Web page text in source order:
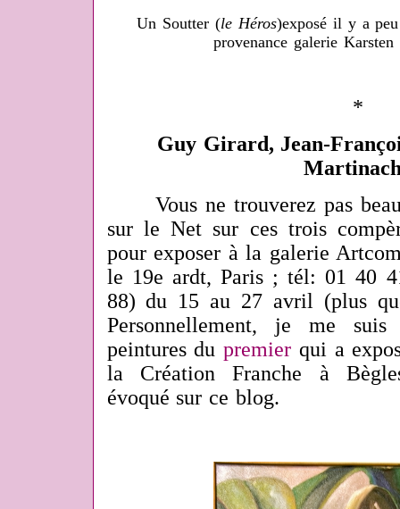
Un Soutter (le Héros)exposé il y a
provenance galerie
*
Guy Girard, Jean-
Vous ne trouverez pas
sur le Net sur ces trois
pour exposer à la galerie
le 19e ardt, Paris ; tél: 01 40
88) du 15 au 27 avril (plus
Personnellement, je me suis
peintures dupremier qui a
la Création Franche à
évoqué sur ce blog.